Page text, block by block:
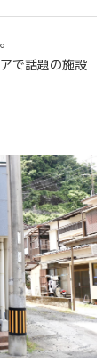
で話題の施設